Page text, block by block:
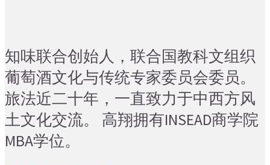
知味联合创始人，联合国教科文组织
葡萄酒文化与传统专家委员会委员。
旅法近二十年，一直致力于中西方风
土文化交流。 高翔拥有INSEAD商学院
MBA学位。